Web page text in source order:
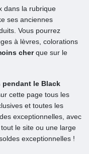
dans la rubrique
ses anciennes
Vous pourrez
à lèvres, colorations
cherque sur le
pendant le Black
cette page tous les
et toutes les
exceptionnelles, avec
le site ou une large
exceptionnelles !